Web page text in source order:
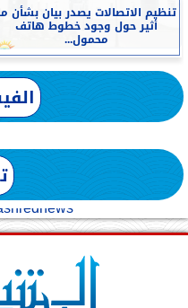
تنظيم الاتصالات يصدر بيان بشأن
أثير حول وجود خطوط هاتف
محمول...